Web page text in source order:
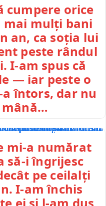
cumpere orice
mai mulți bani
an, ca soția lui
peste rândul
I-am spus că
— iar peste o
întors, dar nu
mână…
mi-a numărat
să-i îngrijesc
pe ceilalți
I-am închis